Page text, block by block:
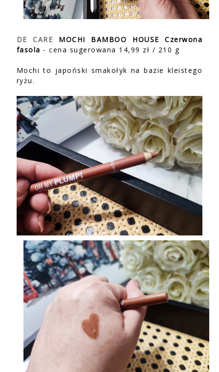
DE CARE MOCHI BAMBOO HOUSE Czerwona
fasola - cena sugerowana 14,99 zł / 210 g
Mochi to japoński smakołyk na bazie kleistego
ryżu.